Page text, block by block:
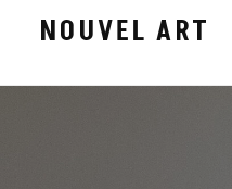
au
NOUVEL ART